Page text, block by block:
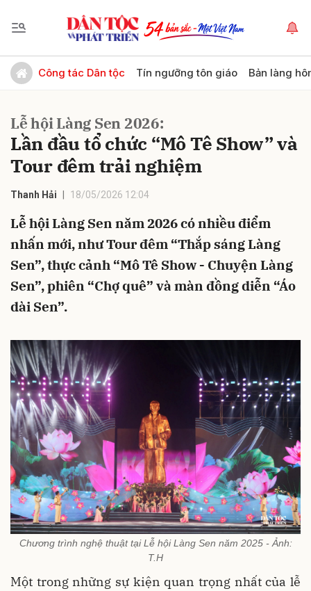
Công tác Dân tộc Tín ngưỡng tôn giáo Bản làng
Lễ hội Làng Sen 2026:
Lần đầu tổ chức “Mô Tê Show” và
Tour đêm trải nghiệm
Thanh Hải 18/05/2026 12:04
Lễ hội Làng Sen năm 2026 có nhiều điểm
nhấn mới, như Tour đêm “Thắp sáng Làng
Sen”, thực cảnh “Mô Tê Show - Chuyện Làng
Sen”, phiên “Chợ quê” và màn đồng diễn “Áo
dài Sen”.
Chương trình nghệ thuật tại Lễ hội Làng Sen năm 2025 - Ảnh:
T.H
Một trong những sự kiện quan trọng nhất của lễ
Gửi bình luận